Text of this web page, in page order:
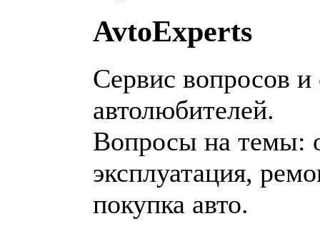
AvtoExperts
Сервис вопросов и
автолюбителей.
Вопросы на темы:
эксплуатация,
покупка авто.